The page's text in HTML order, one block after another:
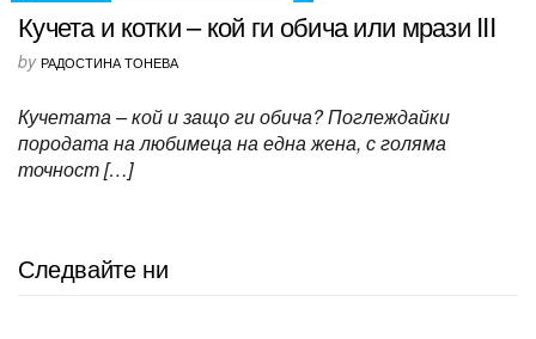
Кучета и котки – кой ги обича или мрази III
by РАДОСТИНА ТОНЕВА
Кучетата – кой и защо ги обича? Поглеждайки
породата на любимеца на една жена, с голяма
точност […]
Следвайте ни